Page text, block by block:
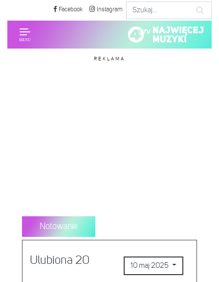
Facebook Instagram
REKLAMA
Notowanie
Ulubiona 20 10 maj 2025